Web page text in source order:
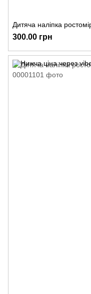
Дитяча наліпка
300.00 грн